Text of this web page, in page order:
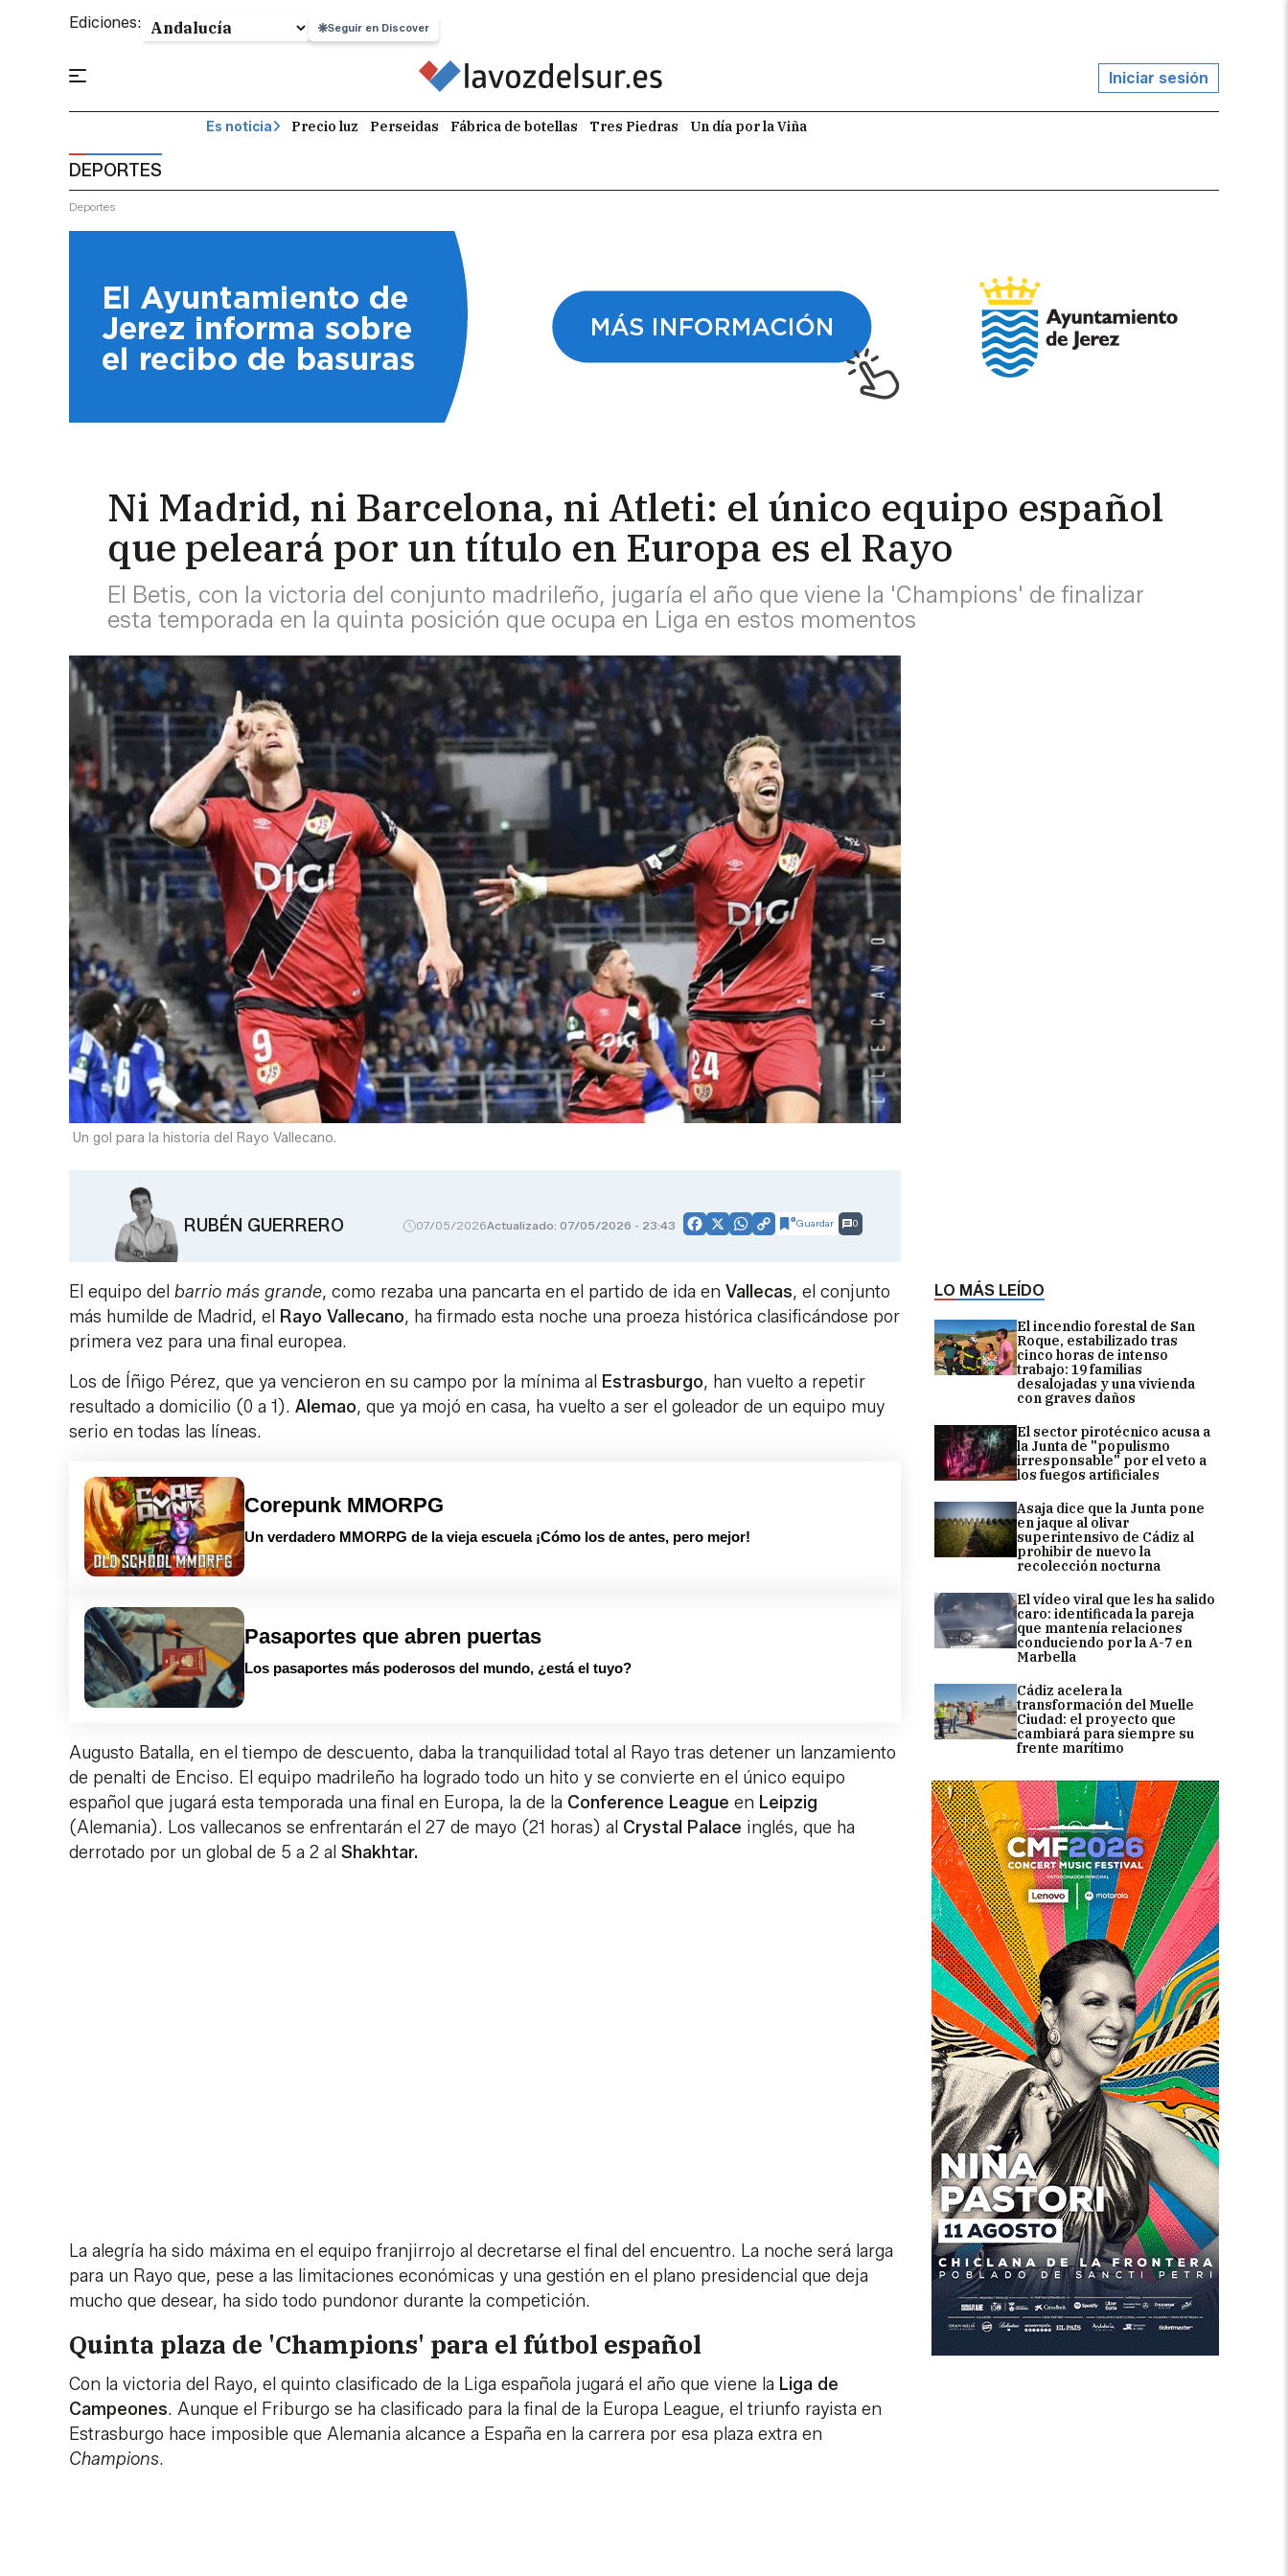
Ediciones: Seguir en Discover
Iniciar sesión
Es noticia Precio luz Perseidas Fábrica de botellas Tres Piedras Un día por la Viña
DEPORTES
Deportes
Ni Madrid, ni Barcelona, ni Atleti: el único equipo español
que peleará por un título en Europa es el Rayo
El Betis, con la victoria del conjunto madrileño, jugaría el año que viene la 'Champions' de finalizar
esta temporada en la quinta posición que ocupa en Liga en estos momentos
LO MÁS LEÍDO
El incendio forestal de San
Roque, estabilizado tras
cinco horas de intenso
trabajo: 19 familias
desalojadas y una vivienda
con graves daños
El sector pirotécnico acusa a
la Junta de "populismo
irresponsable" por el veto a
los fuegos artificiales
Asaja dice que la Junta pone
en jaque al olivar
superintensivo de Cádiz al
prohibir de nuevo la
recolección nocturna
El vídeo viral que les ha salido
caro: identificada la pareja
que mantenía relaciones
conduciendo por la A-7 en
Marbella
Cádiz acelera la
transformación del Muelle
Ciudad: el proyecto que
cambiará para siempre su
frente marítimo
Un gol para la historia del Rayo Vallecano.
RUBÉN GUERRERO 07/05/2026Actualizado: 07/05/2026 - 23:43 Facebook
X WhatsApp
CopyGuardar 0
El equipo del barrio más grande, como rezaba una pancarta en el partido de ida en Vallecas, el conjunto
más humilde de Madrid, el Rayo Vallecano, ha firmado esta noche una proeza histórica clasificándose por
primera vez para una final europea.
Los de Íñigo Pérez, que ya vencieron en su campo por la mínima al Estrasburgo, han vuelto a repetir
resultado a domicilio (0 a 1). Alemao, que ya mojó en casa, ha vuelto a ser el goleador de un equipo muy
serio en todas las líneas.
Corepunk MMORPG
Un verdadero MMORPG de la vieja escuela ¡Cómo los de antes, pero mejor!
Pasaportes que abren puertas
Los pasaportes más poderosos del mundo, ¿está el tuyo?
Augusto Batalla, en el tiempo de descuento, daba la tranquilidad total al Rayo tras detener un lanzamiento
de penalti de Enciso. El equipo madrileño ha logrado todo un hito y se convierte en el único equipo
español que jugará esta temporada una final en Europa, la de la Conference League en Leipzig
(Alemania). Los vallecanos se enfrentarán el 27 de mayo (21 horas) al Crystal Palace inglés, que ha
derrotado por un global de 5 a 2 al Shakhtar.
La alegría ha sido máxima en el equipo franjirrojo al decretarse el final del encuentro. La noche será larga
para un Rayo que, pese a las limitaciones económicas y una gestión en el plano presidencial que deja
mucho que desear, ha sido todo pundonor durante la competición.
Quinta plaza de 'Champions' para el fútbol español
Con la victoria del Rayo, el quinto clasificado de la Liga española jugará el año que viene la Liga de
Campeones. Aunque el Friburgo se ha clasificado para la final de la Europa League, el triunfo rayista en
Estrasburgo hace imposible que Alemania alcance a España en la carrera por esa plaza extra en
Champions.